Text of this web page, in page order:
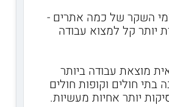
השקר של כמה אתרים -
יותר קל למצוא עבודה
מוצאת עבודה ביותר
בתי חולים וקופות חולים
יותר אחיות מעשיות.